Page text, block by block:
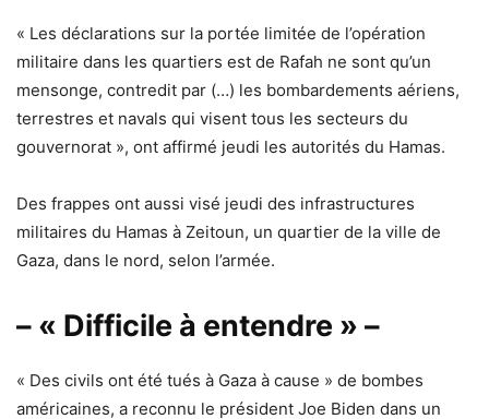
« Les déclarations sur la portée limitée de l’opération
militaire dans les quartiers est de Rafah ne sont qu’un
mensonge, contredit par (…) les bombardements aériens,
terrestres et navals qui visent tous les secteurs du
gouvernorat », ont affirmé jeudi les autorités du Hamas.
Des frappes ont aussi visé jeudi des infrastructures
militaires du Hamas à Zeitoun, un quartier de la ville de
Gaza, dans le nord, selon l’armée.
– « Difficile à entendre » –
« Des civils ont été tués à Gaza à cause » de bombes
américaines, a reconnu le président Joe Biden dans un